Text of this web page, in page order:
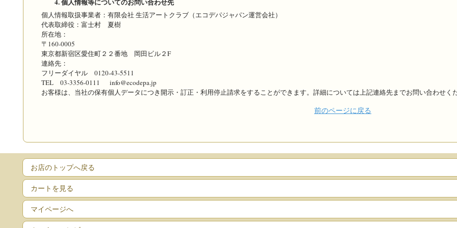
個人情報取扱事業者：有限会社 生活アートクラブ（エコデパジャパン運営会社）
代表取締役：富士村 夏樹
所在地：
〒160-0005
東京都新宿区愛住町２２番地 岡田ビル２F
連絡先：
フリーダイヤル 0120-43-5511
TEL 03-3356-0111 info@ecodepa.jp
お客様は、当社の保有個人データにつき開示・訂正・利用停止請求をすることができます。詳細については上記連絡先までお問い合わせく
前のページに戻る
お店のトップへ戻る
カートを見る
マイページへ